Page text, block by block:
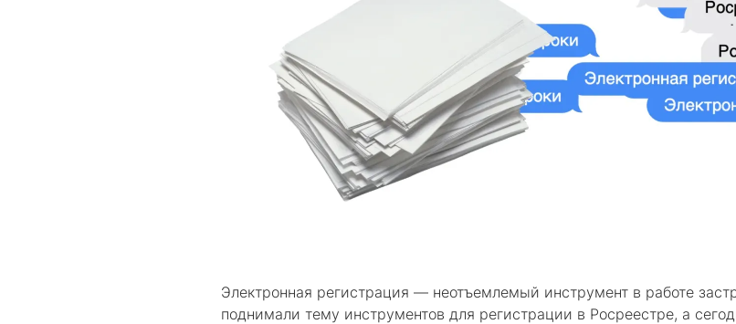
Электронная регистрация — неотъемлемый инструмент в работе
поднимали тему инструментов для регистрации в Росреестре, а